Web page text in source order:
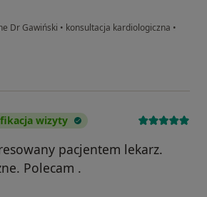
Dr Gawiński • konsultacja kardiologiczna •
wizyty
pacjentem lekarz.
Polecam .